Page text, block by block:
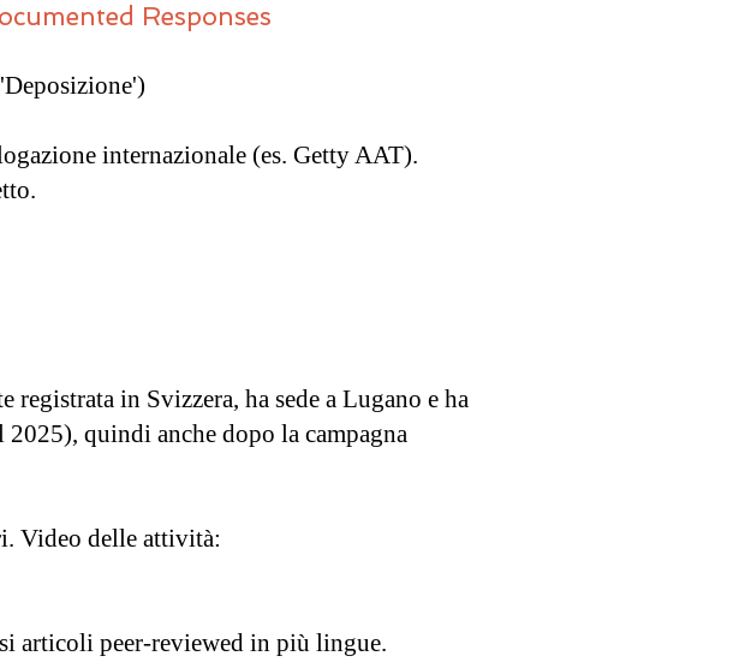
Responses
internazionale (es. Getty AAT).
in Svizzera, ha sede a Lugano e ha
quindi anche dopo la campagna
Video delle attività:
articoli peer-reviewed in più lingue.